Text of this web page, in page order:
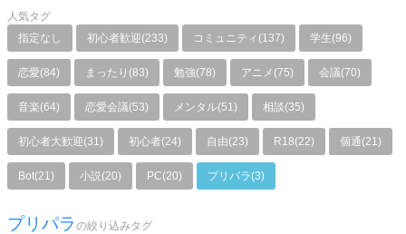
人気タグ
指定なし
初心者歓迎(233) コミュニティ(137) 学生(96)
恋愛(84) まったり(83) 勉強(78) アニメ(75) 会議(70)
音楽(64) 恋愛会議(53) メンタル(51) 相談(35)
初心者大歓迎(31) 初心者(24) 自由(23) R18(22) 個通(21)
Bot(21) 小説(20) PC(20) プリパラ(3)
プリパラ の絞り込みタグ